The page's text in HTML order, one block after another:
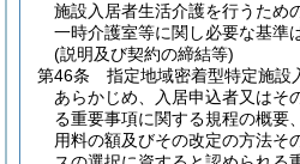
施設入居者生活介護を行うため
一時介護室等に関し必要な基準
(説明及び契約の締結等)
第46条
指定地域密着型特定施設
あらかじめ、入居申込者又はそ
る重要事項に関する規程の概要
用料の額及びその改定の方法そ